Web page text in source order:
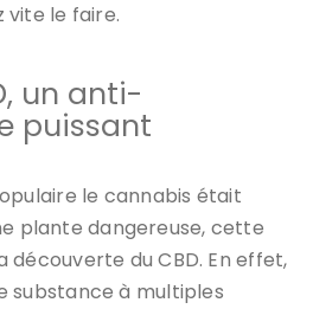
vite le faire.
un anti-
puissant
le cannabis était
plante dangereuse, cette
découverte du CBD. En effet,
substance à multiples